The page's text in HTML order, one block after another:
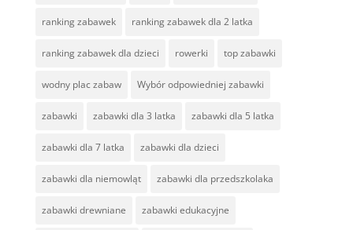
ranking zabawek ranking zabawek dla 2 latka
ranking zabawek dla dzieci rowerki top zabawki
wodny plac zabaw Wybór odpowiedniej zabawki
zabawki zabawki dla 3 latka zabawki dla 5 latka
zabawki dla 7 latka zabawki dla dzieci
zabawki dla niemowląt zabawki dla przedszkolaka
zabawki drewniane zabawki edukacyjne